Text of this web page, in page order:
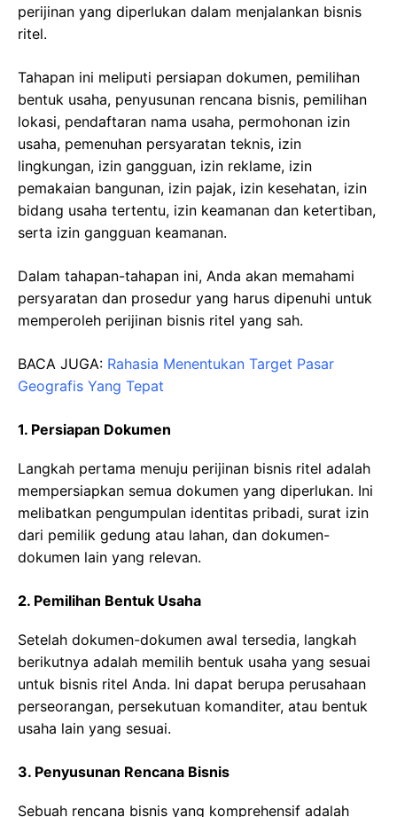
perijinan yang diperlukan dalam menjalankan bisnis
ritel.
Tahapan ini meliputi persiapan dokumen, pemilihan
bentuk usaha, penyusunan rencana bisnis, pemilihan
lokasi, pendaftaran nama usaha, permohonan izin
usaha, pemenuhan persyaratan teknis, izin
lingkungan, izin gangguan, izin reklame, izin
pemakaian bangunan, izin pajak, izin kesehatan, izin
bidang usaha tertentu, izin keamanan dan ketertiban,
serta izin gangguan keamanan.
Dalam tahapan-tahapan ini, Anda akan memahami
persyaratan dan prosedur yang harus dipenuhi untuk
memperoleh perijinan bisnis ritel yang sah.
BACA JUGA: Rahasia Menentukan Target Pasar
Geografis Yang Tepat
1. Persiapan Dokumen
Langkah pertama menuju perijinan bisnis ritel adalah
mempersiapkan semua dokumen yang diperlukan. Ini
melibatkan pengumpulan identitas pribadi, surat izin
dari pemilik gedung atau lahan, dan dokumen-
dokumen lain yang relevan.
2. Pemilihan Bentuk Usaha
Setelah dokumen-dokumen awal tersedia, langkah
berikutnya adalah memilih bentuk usaha yang sesuai
untuk bisnis ritel Anda. Ini dapat berupa perusahaan
perseorangan, persekutuan komanditer, atau bentuk
usaha lain yang sesuai.
3. Penyusunan Rencana Bisnis
Sebuah rencana bisnis yang komprehensif adalah